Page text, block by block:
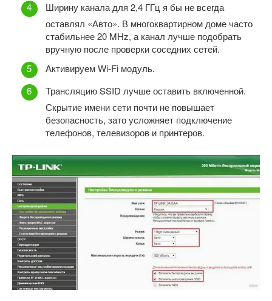
Ширину канала для 2,4 ГГц я бы не всегда
оставлял «Авто». В многоквартирном доме часто
стабильнее 20 MHz, а канал лучше подобрать
вручную после проверки соседних сетей.
Активируем Wi-Fi модуль.
Трансляцию SSID лучше оставить включенной.
Скрытие имени сети почти не повышает
безопасность, зато усложняет подключение
телефонов, телевизоров и принтеров.